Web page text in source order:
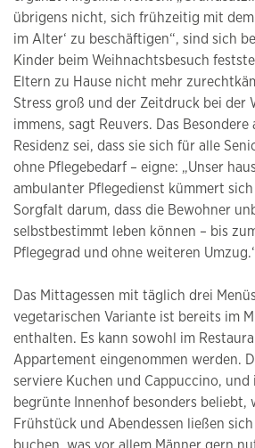
übrigens nicht, sich frühzeitig mit dem
im Alter‘ zu beschäftigen“, sind sich
Kinder beim Weihnachtsbesuch
Eltern zu Hause nicht mehr
Stress groß und der Zeitdruck bei der
immens, sagt Reuvers. Das Besondere
Residenz sei, dass sie sich für alle
ohne Pflegebedarf – eigne: „Unser
ambulanter Pflegedienst kümmert
Sorgfalt darum, dass die Bewohner
selbstbestimmt leben können – bis
Pflegegrad und ohne weiteren
Das Mittagessen mit täglich drei
vegetarischen Variante ist bereits im
enthalten. Es kann sowohl im
Appartement eingenommen werden.
serviere Kuchen und Cappuccino, und
begrünte Innenhof besonders beliebt,
Frühstück und Abendessen ließen
buchen, was vor allem Männer gern